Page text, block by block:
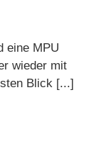
eine MPU
wieder mit
Blick [...]